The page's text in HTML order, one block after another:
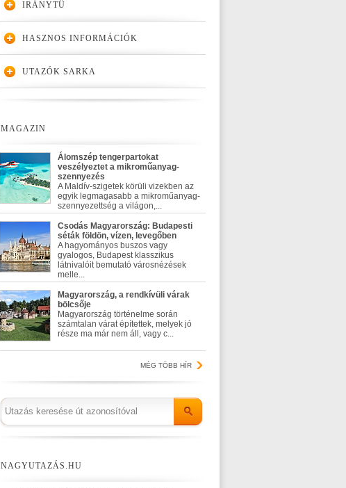
IRÁNYTŰ
HASZNOS INFORMÁCIÓK
UTAZÓK SARKA
MAGAZIN
Álomszép tengerpartokat
veszélyeztet a mikroműanyag-
szennyezés
A Maldív-szigetek körüli vizekben az
egyik legmagasabb a mikroműanyag-
szennyezettség a világon,...
Csodás Magyarország: Budapesti
séták földön, vízen, levegőben
A hagyományos buszos vagy
gyalogos, Budapest klasszikus
látnivalóit bemutató városnézések
melle...
Magyarország, a rendkívüli várak
bölcsője
Magyarország történelme során
számtalan várat építettek, melyek jó
része ma már nem áll, vagy c...
MÉG TÖBB HÍR
NAGYUTAZÁS.HU